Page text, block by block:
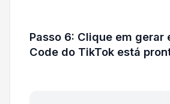
Passo 6: Clique em gerar
Code do TikTok está